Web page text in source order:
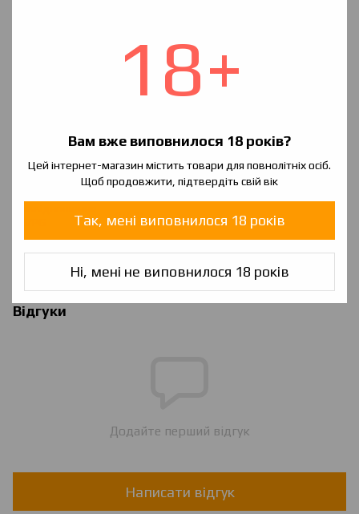
18+
Вам вже виповнилося 18 років?
Цей інтернет-магазин містить товари для повнолітніх осіб.
Щоб продовжити, підтвердіть свій вік
Так, мені виповнилося 18 років
Ні, мені не виповнилося 18 років
— Соковита червона малина з освежющим
— Ніжний цитрусовий чізкейк
Характеристики
Країна
Україна
70/30
Об'єм
60 мл
Ароматизатори
Європа
Відгуки
Додайте перший відгук
Написати відгук